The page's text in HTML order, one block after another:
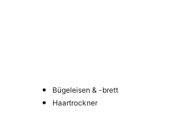
Bügeleisen & -brett
Haartrockner